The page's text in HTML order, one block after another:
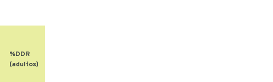
%DDR
(adultos)